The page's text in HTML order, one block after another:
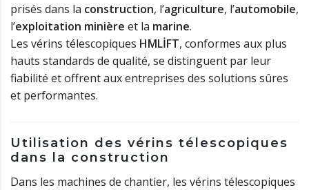
prisés dans la construction, l’agriculture, l’automobile,
l’exploitation minière et la marine.
Les vérins télescopiques HMLİFT, conformes aux plus
hauts standards de qualité, se distinguent par leur
fiabilité et offrent aux entreprises des solutions sûres
et performantes.
Utilisation des vérins télescopiques
dans la construction
Dans les machines de chantier, les vérins télescopiques